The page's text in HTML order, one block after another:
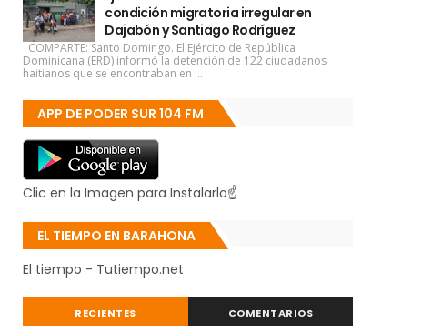
condición migratoria irregular en
Dajabón y Santiago Rodríguez
COMPARTE: Santo Domingo. El Ejército de República
Dominicana (ERD) informó la detención de 122 ciudadanos
haitianos que se encontraban en ...
APP DE PODER SUR 104 FM
Clic en la Imagen para Instalarlo☝
EL TIEMPO EN BARAHONA
El tiempo - Tutiempo.net
RECIENTES COMENTARIOS